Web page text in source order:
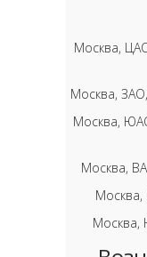
Москва,
Москва,
Москва,
Москва,
Москва,
Москва,